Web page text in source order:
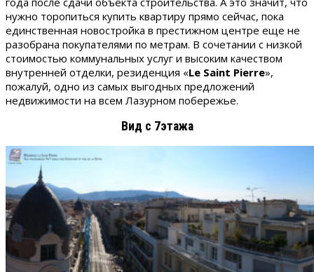
нужно торопиться купить квартиру прямо сейчас, пока
единственная новостройка в престижном центре еще не
разобрана покупателями по метрам. В сочетании с низкой
стоимостью коммунальных услуг и высоким качеством
внутренней отделки, резиденция «Le Saint Pierre»,
пожалуй, одно из самых выгодных предложений
недвижимости на всем Лазурном побережье.
Вид с 7этажа